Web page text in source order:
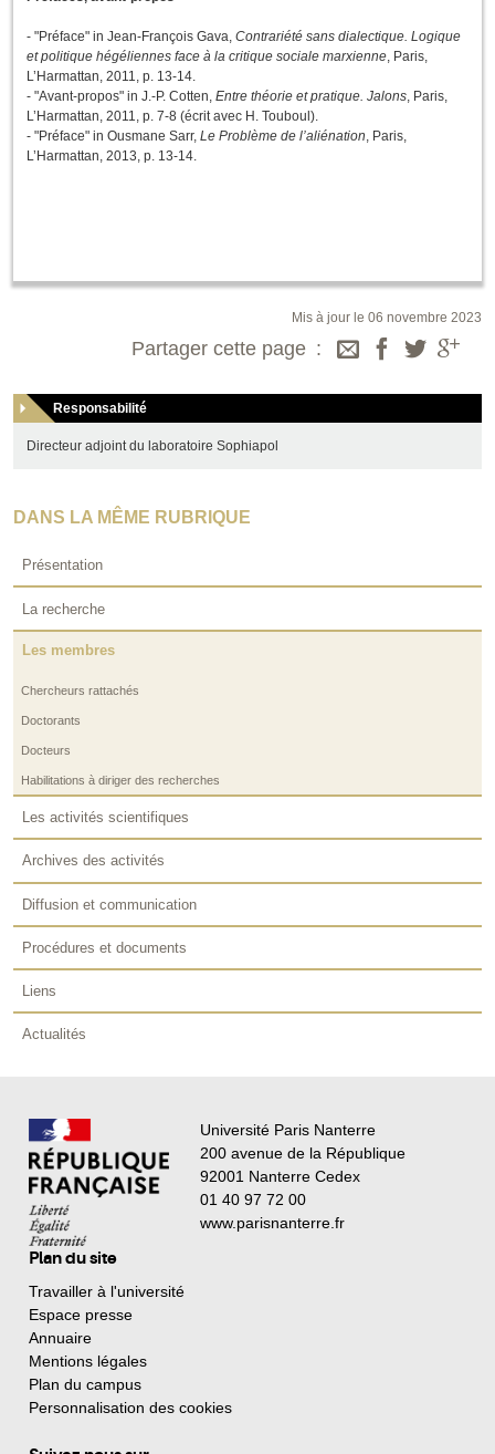
- "Préface" in Jean-François Gava, Contrariété sans dialectique. Logique
et politique hégéliennes face à la critique sociale marxienne, Paris,
L’Harmattan, 2011, p. 13-14.
- "Avant-propos" in J.-P. Cotten, Entre théorie et pratique. Jalons, Paris,
L’Harmattan, 2011, p. 7-8 (écrit avec H. Touboul).
- "Préface" in Ousmane Sarr, Le Problème de l’aliénation, Paris,
L’Harmattan, 2013, p. 13-14.
Mis à jour le 06 novembre 2023
Partager cette page
Responsabilité
Directeur adjoint du laboratoire Sophiapol
DANS LA MÊME RUBRIQUE
Présentation
La recherche
Les membres
Chercheurs rattachés
Doctorants
Docteurs
Habilitations à diriger des recherches
Les activités scientifiques
Archives des activités
Diffusion et communication
Procédures et documents
Liens
Actualités
Université Paris Nanterre
200 avenue de la République
92001 Nanterre Cedex
01 40 97 72 00
www.parisnanterre.fr
Plan du site
Travailler à l'université
Espace presse
Annuaire
Mentions légales
Plan du campus
Personnalisation des cookies